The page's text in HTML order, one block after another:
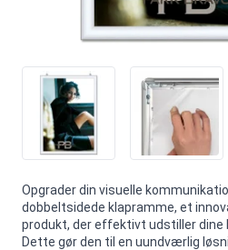
Opgrader din visuelle
dobbeltsidede klapramme, et
produkt, der effektivt udstiller dine
Dette gør den til en uundværlig